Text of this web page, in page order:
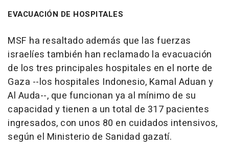
EVACUACIÓN DE HOSPITALES
MSF ha resaltado además que las fuerzas
israelíes también han reclamado la evacuación
de los tres principales hospitales en el norte de
Gaza --los hospitales Indonesio, Kamal Aduan y
Al Auda--, que funcionan ya al mínimo de su
capacidad y tienen a un total de 317 pacientes
ingresados, con unos 80 en cuidados intensivos,
según el Ministerio de Sanidad gazatí.